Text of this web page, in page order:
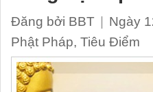
Đăng bởi BBT Ngày
Phật Pháp, Tiêu Điểm